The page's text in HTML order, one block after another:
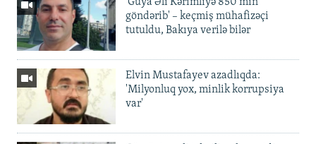
göndərib' – keçmiş mühafizəçi
tutuldu, Bakıya verilə bilər
Elvin Mustafayev azadlıqda:
'Milyonluq yox, minlik korrupsiya
var'